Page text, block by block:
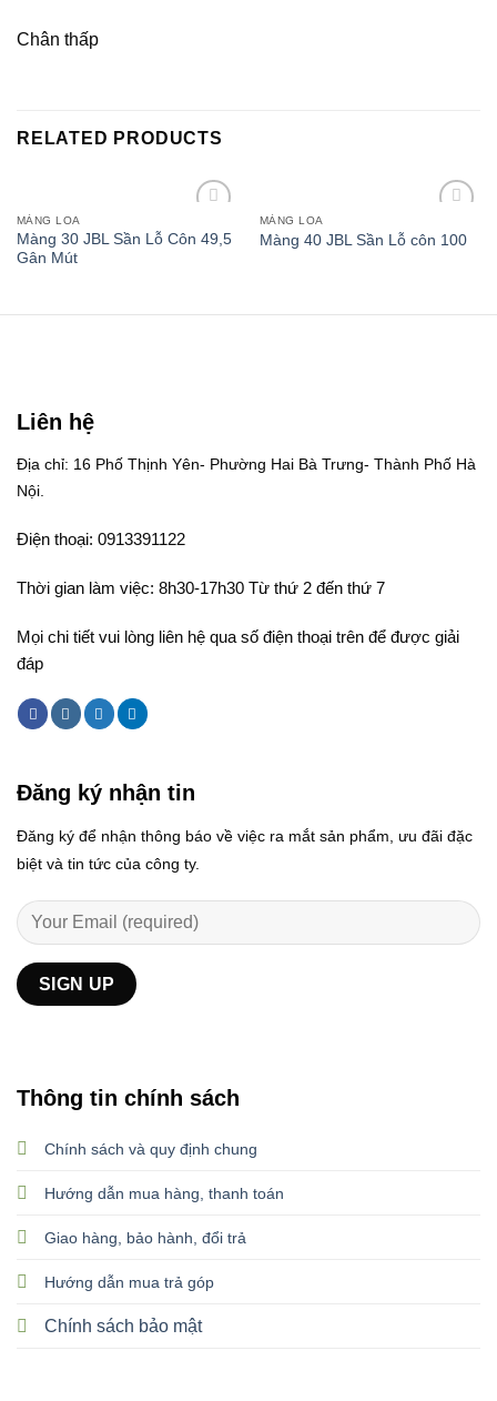
Chân thấp
RELATED PRODUCTS
Add to
wishlist
MÀNG LOA
Màng 30 JBL Sần Lỗ Côn 49,5
Gân Mút
wishlist
MÀNG LOA
Màng 40 JBL Sần Lỗ côn 100
Liên hệ
Địa chỉ: 16 Phố Thịnh Yên- Phường Hai Bà Trưng- Thành Phố Hà
Nội.
Điện thoại: 0913391122
Thời gian làm việc: 8h30-17h30 Từ thứ 2 đến thứ 7
Mọi chi tiết vui lòng liên hệ qua số điện thoại trên để được giải
đáp
Thông tin chính sách
Chính sách và quy định chung
Hướng dẫn mua hàng, thanh toán
Giao hàng, bảo hành, đổi trả
Hướng dẫn mua trả góp
Chính sách bảo mật
Đăng ký nhận tin
Đăng ký để nhận thông báo về việc ra mắt sản phẩm, ưu đãi đặc
biệt và tin tức của công ty.